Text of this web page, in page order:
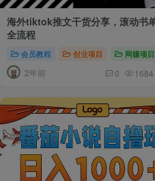
项目 网赚项目
海外tiktok推文干货分享，滚动书
全流程
会员教程 创业项目 网赚项目
2年前 0 1684